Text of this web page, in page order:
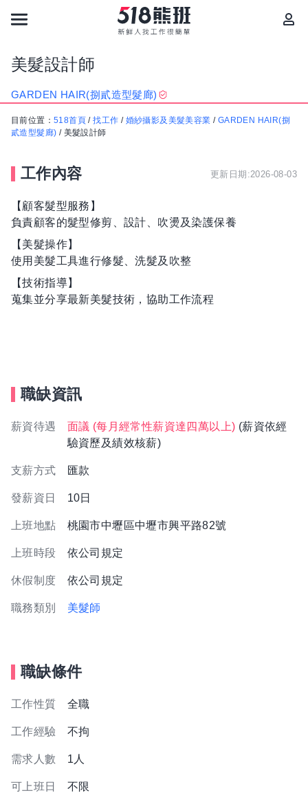
美髮設計師
GARDEN HAIR(捌貳造型髮廊)
目前位置： 518首頁 /找工作 / 婚紗攝影及美髮美容業 / GARDEN HAIR(捌
貳造型髮廊) / 美髮設計師
工作內容 更新日期:2026-08-03
【顧客髮型服務】
負責顧客的髮型修剪、設計、吹燙及染護保養
【美髮操作】
使用美髮工具進行修髮、洗髮及吹整
【技術指導】
蒐集並分享最新美髮技術，協助工作流程
職缺資訊
薪資待遇 面議 (每月經常性薪資達四萬以上) (薪資依經
驗資歷及績效核薪)
支薪方式 匯款
發薪資日 10日
上班地點 桃園市中壢區中壢市興平路82號
上班時段 依公司規定
休假制度 依公司規定
職務類別 美髮師
職缺條件
工作性質 全職
工作經驗 不拘
需求人數 1人
可上班日 不限